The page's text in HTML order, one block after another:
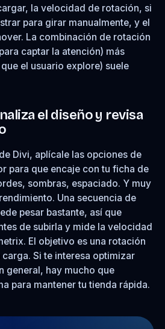
la velocidad de rotación, si
para girar manualmente, y el
La combinación de rotación
captar la atención) más
el usuario explore) suele
el diseño y revisa
Divi, aplícale las opciones de
para que encaje con tu ficha de
sombras, espaciado. Y muy
Una secuencia de
pesar bastante, así que
de subirla y mide la velocidad
El objetivo es una rotación
Si te interesa optimizar
general, hay mucho que
para mantener tu tienda rápida.